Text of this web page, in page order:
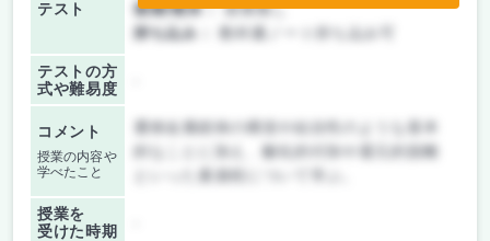
テスト
後期/期末：授業無し
持ち込み：
教科書ノート持ち込み可
テストの方
式や難易度
コメント
授業の内容や
学べたこと
遷移金属錯体の構造や結合性のような基本
的なことに加え、酸化的付加や還元的脱離
といった素過程について学ぶ。
授業を
受けた時期